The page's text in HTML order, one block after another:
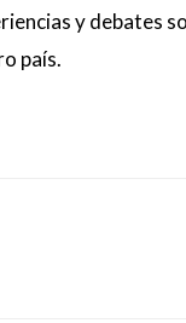
y debates
país.